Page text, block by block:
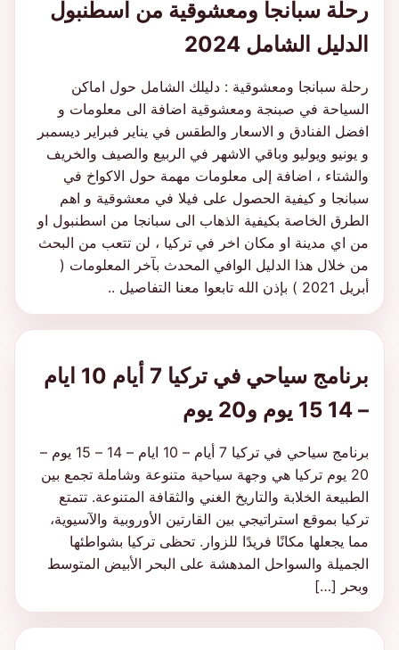
رحلة سبانجا ومعشوقية من اسطنبول
الدليل الشامل 2024
رحلة سبانجا ومعشوقية : دليلك الشامل حول اماكن
السياحة في صبنجة ومعشوقية اضافة الى معلومات و
افضل الفنادق و الاسعار والطقس في يناير فبراير ديسمبر
و يونيو ويوليو وباقي الاشهر في الربيع والصيف والخريف
والشتاء ، اضافة إلى معلومات مهمة حول الاكواخ في
سبانجا و كيفية الحصول على فيلا في معشوقية و اهم
الطرق الخاصة بكيفية الذهاب الى سبانجا من اسطنبول او
من اي مدينة او مكان اخر في تركيا ، لن تتعب من البحث
من خلال هذا الدليل الوافي المحدث بآخر المعلومات (
أبريل 2021 ) بإذن الله تابعوا معنا التفاصيل ..
برنامج سياحي في تركيا 7 أيام 10 ايام
– 14 15 يوم و20 يوم
برنامج سياحي في تركيا 7 أيام – 10 ايام – 14 – 15 يوم –
20 يوم تركيا هي وجهة سياحية متنوعة وشاملة تجمع بين
الطبيعة الخلابة والتاريخ الغني والثقافة المتنوعة. تتمتع
تركيا بموقع استراتيجي بين القارتين الأوروبية والآسيوية،
مما يجعلها مكانًا فريدًا للزوار. تحظى تركيا بشواطئها
الجميلة والسواحل المدهشة على البحر الأبيض المتوسط
وبحر […]